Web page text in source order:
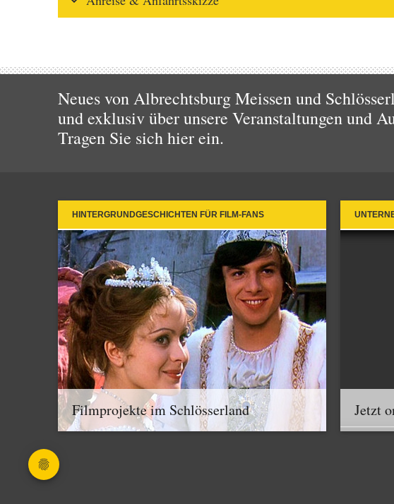
Neues von Albrechtsburg Meissen und
und exklusiv über unsere Veranstaltungen und
Tragen Sie sich hier ein.
HINTERGRUNDGESCHICHTEN FÜR FILM-FANS
Filmprojekte im Schlösserland Jetzt